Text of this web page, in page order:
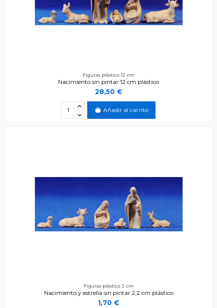
Figuras plástico 12 cm
Nacimiento sin pintar 12 cm plástico
28,50 €
Añadir al carrito
Figuras plástico 2 cm
Nacimiento y estrella sin pintar 2,2 cm plástico
1,70 €